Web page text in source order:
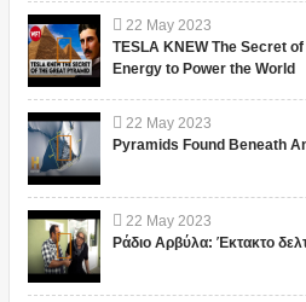
22 May 2023
TESLA KNEW The Secret
Energy to Power the World
22 May 2023
Pyramids Found Beneath
22 May 2023
Ράδιο Αρβύλα: Έκτακτο